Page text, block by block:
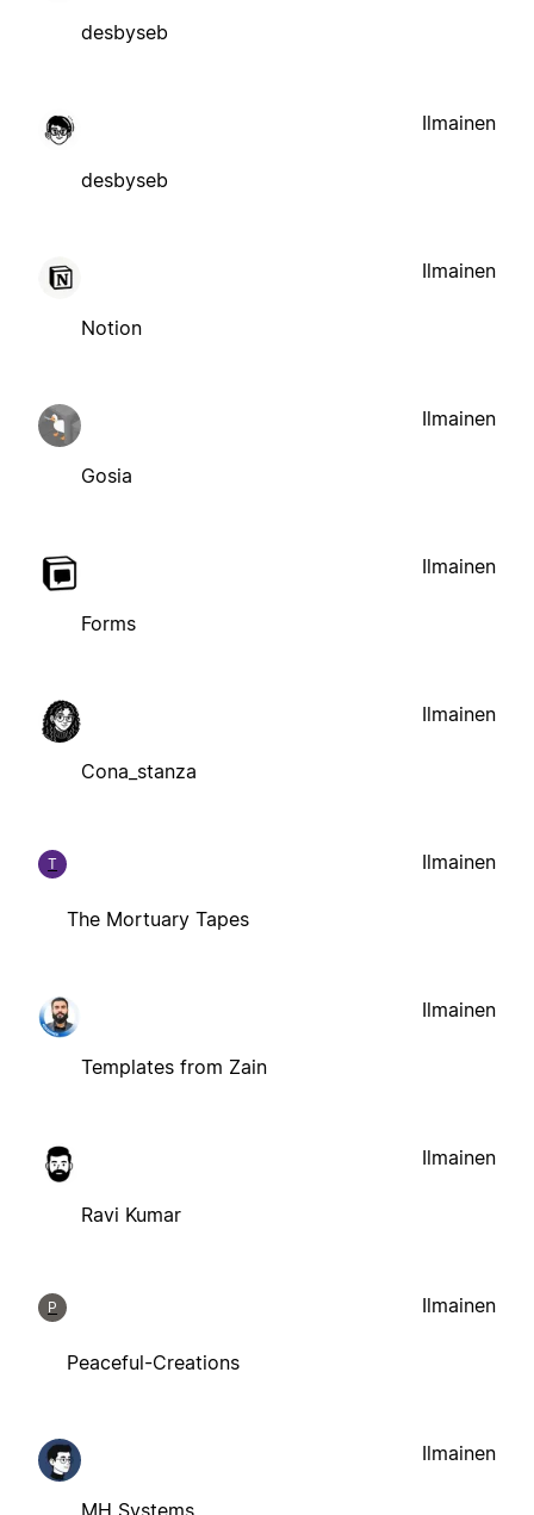
desbyseb
desbyseb
Ilmainen
Notion
Ilmainen
Gosia
Ilmainen
Forms
Ilmainen
Cona_stanza
Ilmainen
T
The Mortuary Tapes
Ilmainen
Templates from Zain
Ilmainen
Ravi Kumar
Ilmainen
P
Peaceful-Creations
Ilmainen
Ilmainen